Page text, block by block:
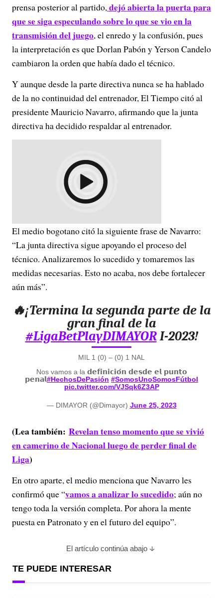
prensa posterior al partido,dejó abierta la puerta para
que se siga especulando sobre lo que se vio en la
transmisión del juego, el enredo y la confusión, pues
la interpretación es que Dorlan Pabón y Yerson Candelo
cambiaron la orden que había dado el técnico.
Y aunque desde la parte directiva nunca se ha hablado
de la no continuidad del entrenador, El Tiempo citó al
presidente Mauricio Navarro, afirmando que la junta
directiva ha decidido respaldar al entrenador.
El medio bogotano citó la siguiente frase de Navarro:
“La junta directiva sigue apoyando el proceso del
técnico. Analizaremos lo sucedido y tomaremos las
medidas necesarias. Esto no acaba, nos debe fortalecer
aún más”.
🔥¡Termina la segunda parte de la
gran final de la
#LigaBetPlayDIMAYORI-2023!
MIL 1 (0) – (0) 1 NAL
Nos vamos a la 𝗱𝗲𝗳𝗶𝗻𝗶𝗰𝗶𝗼́𝗻 𝗱𝗲𝘀𝗱𝗲 𝗲𝗹 𝗽𝘂𝗻𝘁𝗼
𝗽𝗲𝗻𝗮𝗹#HechosDePasión #SomosUnoSomosFútbol
pic.twitter.com/VJSqk6Z3AP
— DIMAYOR (@Dimayor) June 25, 2023
(Lea también: Revelan tenso momento que se vivió
en camerino de Nacional luego de perder final de
Liga)
En otro aparte, el medio menciona que Navarro les
confirmó que “vamos a analizar lo sucedido; aún no
tengo toda la versión completa. Por ahora la mente
puesta en Patronato y en el futuro del equipo”.
El artículo continúa abajo
TE PUEDE INTERESAR